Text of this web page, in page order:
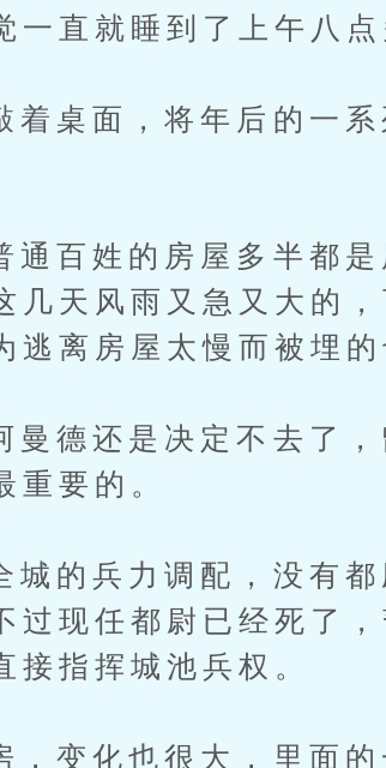
一直就睡到了上午八点
面，将年后的一系
姓的房屋多半都是
几天风雨又急又大的
逃离房屋太慢而被埋的
还是决定不去了，
重要的。
兵力调配，没有都
过现任都尉已经死了
接指挥城池兵权。
化也很大，里面的